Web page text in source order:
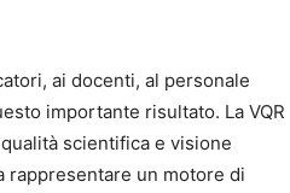
ai docenti, al personale
importante risultato. La VQR
scientifica e visione
rappresentare un motore di